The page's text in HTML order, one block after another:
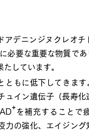
アデニンジヌクレオ
必要な重要な物質であ
しています。
ともに低下してきま
ュイン遺伝子（長寿化
⁺ を補充することで
力の強化、エイジング